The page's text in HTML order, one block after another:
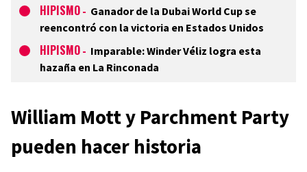
HIPISMO - Ganador de la Dubai World Cup se
reencontró con la victoria en Estados Unidos
HIPISMO - Imparable: Winder Véliz logra esta
hazaña en La Rinconada
William Mott y Parchment Party
pueden hacer historia